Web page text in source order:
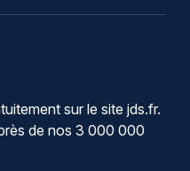
sur le site jds.fr.
de nos 3 000 000